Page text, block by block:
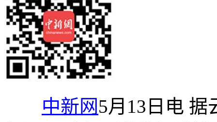
中新网5月13日电 据